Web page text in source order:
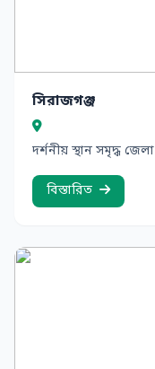
সিরাজগঞ্জ
দর্শনীয় স্থান সমৃদ্ধ জেলা
বিস্তারিত